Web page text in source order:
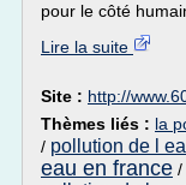
pour le côté
Lire la suite
Site : http://
Thèmes liés : la
/ pollution de l
eau en france /